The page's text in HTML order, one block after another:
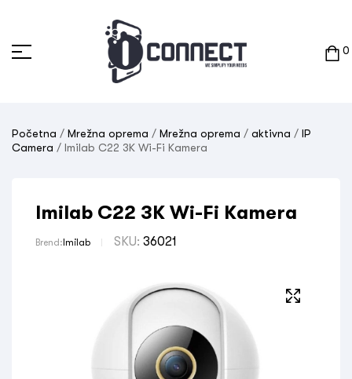
0
Početna / Mrežna oprema / Mrežna oprema / aktivna / IP
Camera / Imilab C22 3K Wi-Fi Kamera
Imilab C22 3K Wi-Fi Kamera
Brend: Imilab SKU: 36021